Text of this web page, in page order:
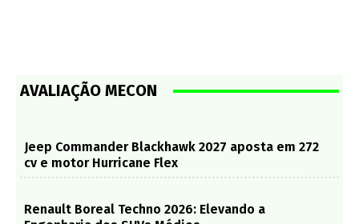
AVALIAÇÃO MECON
Jeep Commander Blackhawk 2027 aposta em 272
cv e motor Hurricane Flex
Renault Boreal Techno 2026: Elevando a